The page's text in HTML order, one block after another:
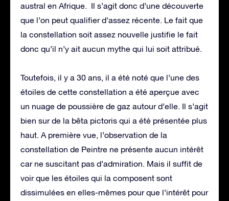
austral en Afrique. Il s’agit donc d’une découverte
que l’on peut qualifier d’assez récente. Le fait que
la constellation soit assez nouvelle justifie le fait
donc qu’il n’y ait aucun mythe qui lui soit attribué.
Toutefois, il y a 30 ans, il a été noté que l’une des
étoiles de cette constellation a été aperçue avec
un nuage de poussière de gaz autour d’elle. Il s’agit
bien sur de la bêta pictoris qui a été présentée plus
haut. A première vue, l’observation de la
constellation de Peintre ne présente aucun intérêt
car ne suscitant pas d’admiration. Mais il suffit de
voir que les étoiles qui la composent sont
dissimulées en elles-mêmes pour que l’intérêt pour